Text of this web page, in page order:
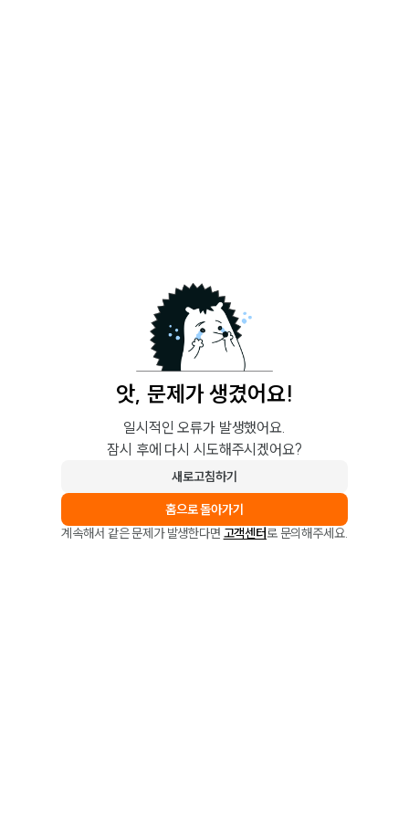
앗, 문제가 생겼어요!
일시적인 오류가 발생했어요.
잠시 후에 다시 시도해주시겠어요?
새로고침하기
홈으로 돌아가기
계속해서 같은 문제가 발생한다면 고객센터로 문의해주세요.